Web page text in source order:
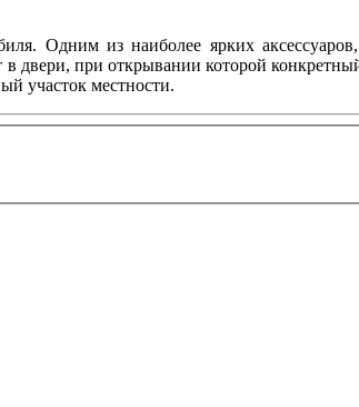
Одним из наиболее ярких
при открывании которой
участок местности.